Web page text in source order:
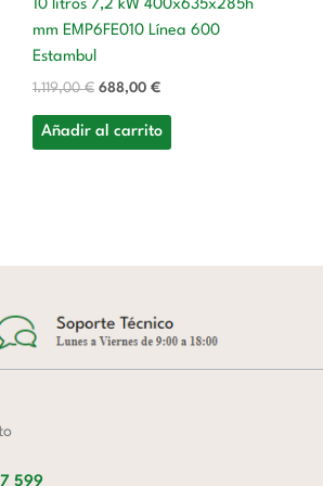
10 litros 7,2 kW 400x635x285h
mm EMP6FE010 Línea 600
Estambul
1.119,00€ 688,00 €
Añadir al carrito
599